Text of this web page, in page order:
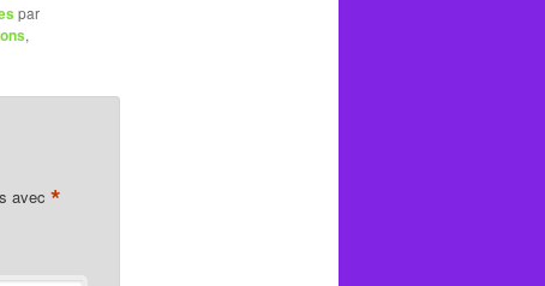
par
,
avec *